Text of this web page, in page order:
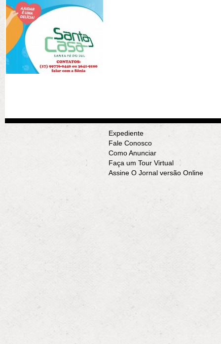
Expediente
Fale Conosco
Como Anunciar
Faça um Tour Virtual
Assine O Jornal versão Online